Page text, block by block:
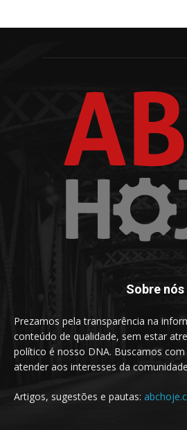
Sobre nós
Prezamos pela transparência na
conteúdo de qualidade, sem estar
político é nosso DNA. Buscamos
atender aos interesses da
Artigos, sugestões e pautas: